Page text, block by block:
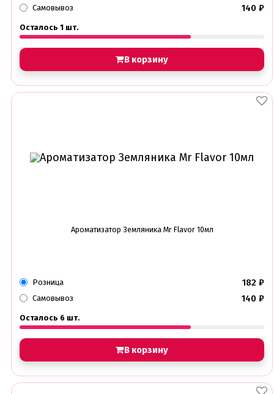
Самовывоз 140 ₽
Осталось 1 шт.
В корзину
Ароматизатор Земляника Mr Flavor 10мл
Розница 182 ₽
Самовывоз 140 ₽
Осталось 6 шт.
В корзину